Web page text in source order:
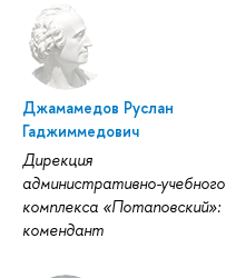
Джамамедов Руслан
Гаджиммедович
Дирекция
административно-учебного
комплекса «Потаповский»:
комендант